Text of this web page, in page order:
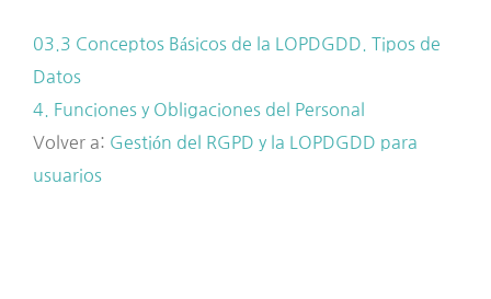
03.3 Conceptos Básicos de la LOPDGDD. Tipos de
Datos
4. Funciones y Obligaciones del Personal
Volver a: Gestión del RGPD y la LOPDGDD para
usuarios